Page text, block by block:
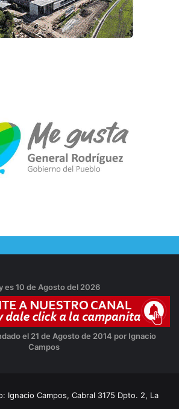
es 10 de Agosto del 2026
el 21 de Agosto de 2014 por Ignacio
Campos
Ignacio Campos, Cabral 3175 Dpto. 2, La